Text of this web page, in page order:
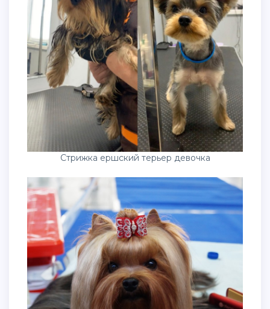
Стрижка ершский терьер девочка